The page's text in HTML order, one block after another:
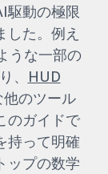
駆動の極限
た。例え
うな一部の
、
HUD
のツール
のガイドで
持って明確
ップの数学